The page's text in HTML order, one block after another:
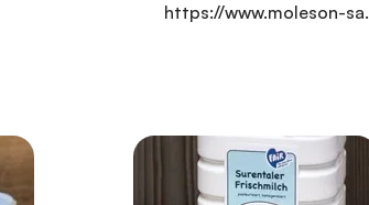
https://www.moleson-